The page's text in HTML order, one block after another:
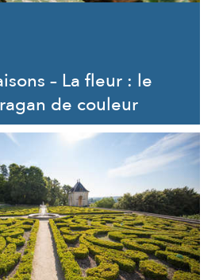
– La fleur : le
de couleur